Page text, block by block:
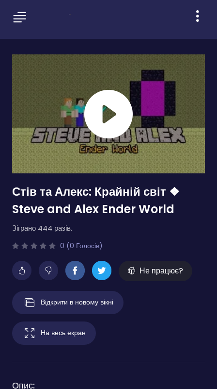
Стів та Алекс: Крайній світ ❖
Steve and Alex Ender World
Зіграно 444 разів.
0 (0 Голосів)
Не працює?
Відкрити в новому вікні
На весь екран
Опис: